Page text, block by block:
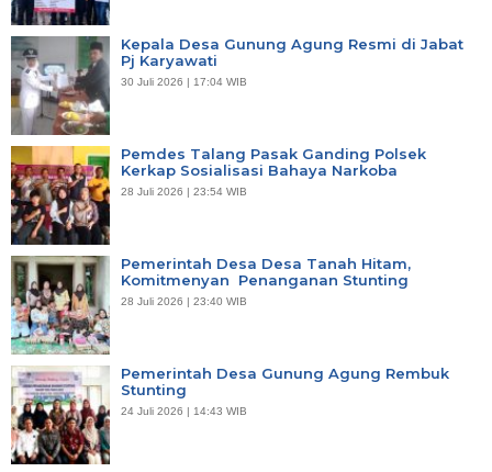
Kepala Desa Gunung Agung Resmi di Jabat
Pj Karyawati
30 Juli 2026 | 17:04 WIB
Pemdes Talang Pasak Ganding Polsek
Kerkap Sosialisasi Bahaya Narkoba
28 Juli 2026 | 23:54 WIB
Pemerintah Desa Desa Tanah Hitam,
Komitmenyan Penanganan Stunting
28 Juli 2026 | 23:40 WIB
Pemerintah Desa Gunung Agung Rembuk
Stunting
24 Juli 2026 | 14:43 WIB